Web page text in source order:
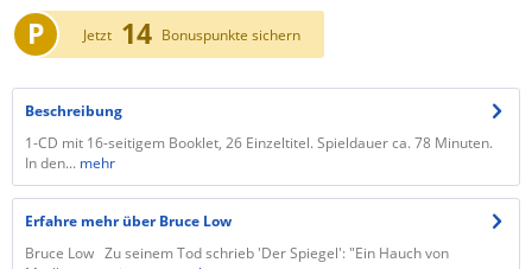
P Jetzt 14 Bonuspunkte sichern
Beschreibung
1-CD mit 16-seitigem Booklet, 26 Einzeltitel. Spieldauer ca. 78 Minuten.
In den... mehr
Erfahre mehr über Bruce Low
Bruce Low Zu seinem Tod schrieb 'Der Spiegel': "Ein Hauch von